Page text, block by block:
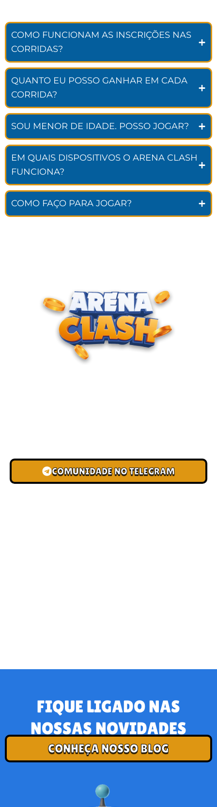
COMO FUNCIONAM AS INSCRIÇÕES NAS
CORRIDAS?
QUANTO EU POSSO GANHAR EM CADA
CORRIDA?
SOU MENOR DE IDADE. POSSO JOGAR?
EM QUAIS DISPOSITIVOS O ARENA CLASH
FUNCIONA?
COMO FAÇO PARA JOGAR?
COMUNIDADE NO TELEGRAM
FIQUE LIGADO NAS
NOSSAS NOVIDADES
CONHEÇA NOSSO BLOG